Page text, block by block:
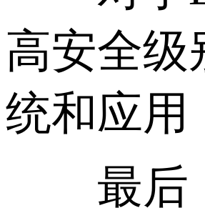
高安全级
统和应用
最后，